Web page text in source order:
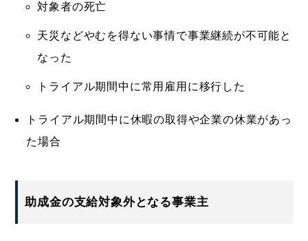
対象者の死亡
天災などやむを得ない事情で事業継続が不可能と
なった
トライアル期間中に常用雇用に移行した
トライアル期間中に休暇の取得や企業の休業があっ
た場合
助成金の支給対象外となる事業主